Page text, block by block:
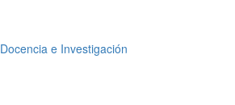
Docencia e Investigación